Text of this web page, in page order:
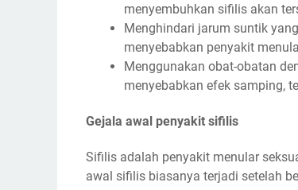
menyembuhkan sifilis akan
Menghindari jarum suntik
menyebabkan penyakit
Menggunakan obat-obatan
menyebabkan efek samping,
Gejala awal penyakit sifilis
Sifilis adalah penyakit menular
awal sifilis biasanya terjadi setelah